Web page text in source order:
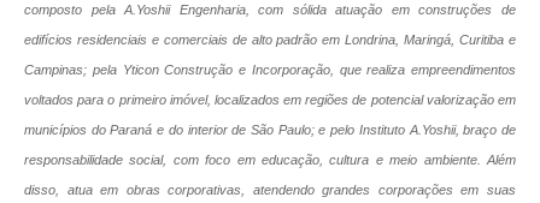
composto pela A.Yoshii Engenharia, com sólida atuação em construções de
edifícios residenciais e comerciais de alto padrão em Londrina, Maringá, Curitiba e
Campinas; pela Yticon Construção e Incorporação, que realiza empreendimentos
voltados para o primeiro imóvel, localizados em regiões de potencial valorização em
municípios do Paraná e do interior de São Paulo; e pelo Instituto A.Yoshii, braço de
responsabilidade social, com foco em educação, cultura e meio ambiente. Além
disso, atua em obras corporativas, atendendo grandes corporações em suas